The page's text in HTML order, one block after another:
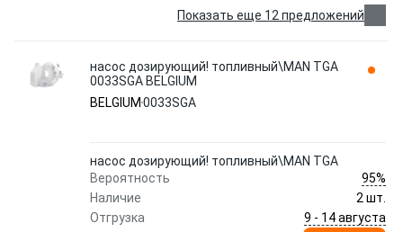
Показать еще 12 предложений
насос дозирующий! топливный\MAN TGA
0033SGA BELGIUM
BELGIUM 0033SGA
насос дозирующий! топливный\MAN TGA
Вероятность
95%
Наличие
2 шт.
Отгрузка
9 - 14 августа